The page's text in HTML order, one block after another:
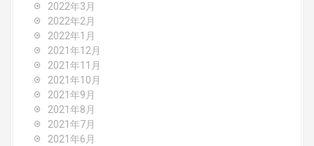
2022年3月
2022年2月
2022年1月
2021年12月
2021年11月
2021年10月
2021年9月
2021年8月
2021年7月
2021年6月